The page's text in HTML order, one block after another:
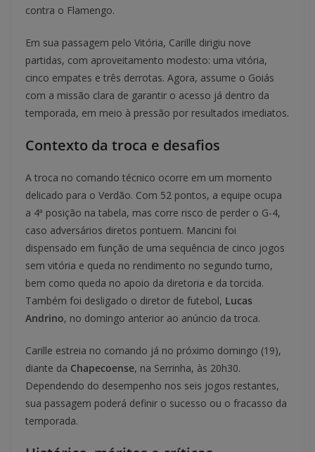
contra o Flamengo.
Em sua passagem pelo Vitória, Carille dirigiu nove
partidas, com aproveitamento modesto: uma vitória,
cinco empates e três derrotas. Agora, assume o Goiás
com a missão clara de garantir o acesso já dentro da
temporada, em meio à pressão por resultados imediatos.
Contexto da troca e desafios
A troca no comando técnico ocorre em um momento
delicado para o Verdão. Com 52 pontos, a equipe ocupa
a 4ª posição na tabela, mas corre risco de perder o G-4,
caso adversários diretos pontuem. Mancini foi
dispensado em função de uma sequência de cinco jogos
sem vitória e queda no rendimento no segundo turno,
bem como queda no apoio da diretoria e da torcida.
Também foi desligado o diretor de futebol, Lucas
Andrino, no domingo anterior ao anúncio da troca.
Carille estreia no comando já no próximo domingo (19),
diante da Chapecoense, na Serrinha, às 20h30.
Dependendo do desempenho nos seis jogos restantes,
sua passagem poderá definir o sucesso ou o fracasso da
temporada.